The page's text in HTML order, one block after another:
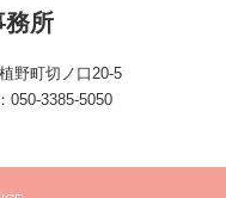
務所
野町切ノ口20-5
050-3385-5050